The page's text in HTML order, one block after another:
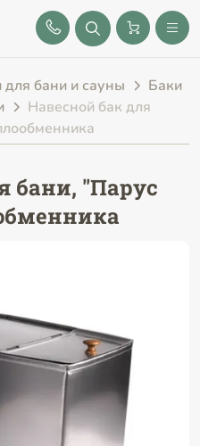
8 (843) 212-25-32
для бани и сауны
Баки
Навесной бак для
бани, "Парус